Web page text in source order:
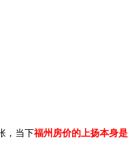
，当下福州房价的上扬本身是